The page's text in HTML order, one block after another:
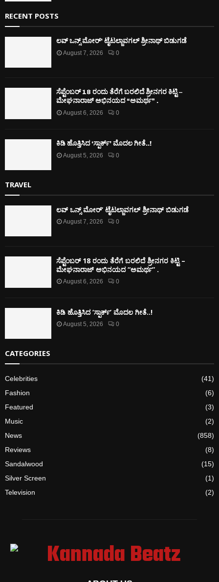
RECENT POSTS
ಲವ್ ಒನ್ಸ್ ಮೋರ್’ ಟೈಟಲ್ಜಾವಗಲ್ ಶ್ರೀನಾಥ್ ಬಿಡುಗಡೆ
August 7, 2026 0
ಸೆಪ್ಟೆಂಬರ್ 18 ರಂದು ತೆರೆಗೆ ಬರಲಿದೆ ಶ್ರೀನಗರ ಕಿಟ್ಟಿ –
ಮೇಘನಾರಾಜ್ ಅಭಿನಯದ “ಅಮರ್ಥ” .
August 6, 2026 0
ಕಿಡಿ‌‌ ಹೊತ್ತಿಸಿದ ‘ಸ್ಪಾರ್ಕ್’ ಮೊದಲ‌ ಗೀತೆ..!
August 5, 2026 0
TRAVEL
ಲವ್ ಒನ್ಸ್ ಮೋರ್’ ಟೈಟಲ್ಜಾವಗಲ್ ಶ್ರೀನಾಥ್ ಬಿಡುಗಡೆ
August 7, 2026 0
ಸೆಪ್ಟೆಂಬರ್ 18 ರಂದು ತೆರೆಗೆ ಬರಲಿದೆ ಶ್ರೀನಗರ ಕಿಟ್ಟಿ –
ಮೇಘನಾರಾಜ್ ಅಭಿನಯದ “ಅಮರ್ಥ” .
August 6, 2026 0
ಕಿಡಿ‌‌ ಹೊತ್ತಿಸಿದ ‘ಸ್ಪಾರ್ಕ್’ ಮೊದಲ‌ ಗೀತೆ..!
August 5, 2026 0
CATEGORIES
Celebrities
(41)
Fashion
(6)
Featured
(3)
Music
(2)
News
(858)
Reviews
(8)
Sandalwood
(15)
Silver Screen
(1)
Television
(2)